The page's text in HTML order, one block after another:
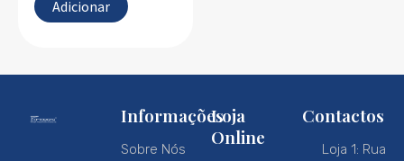
Adicionar
Informações
Sobre Nós
Loja
Online
Contactos
Loja 1: Rua